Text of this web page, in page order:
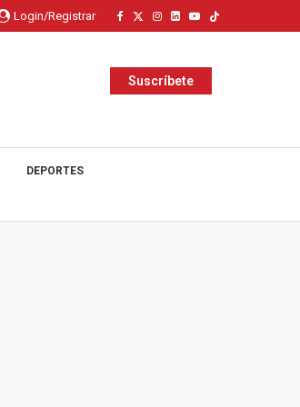
Login/Registrar
Suscríbete
DEPORTES